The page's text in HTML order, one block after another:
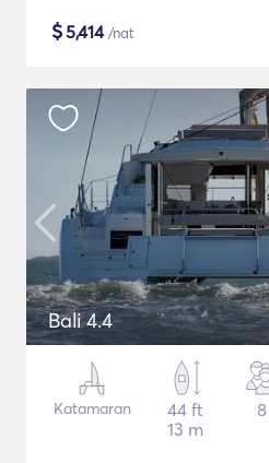
$5,414/nat
Bali 4.4
Katamaran
44 ft
13 m
8